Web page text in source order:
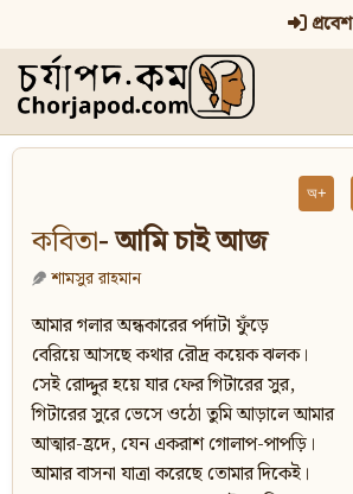
প্রবেশ
অ+
কবিতা- আমি চাই আজ
শামসুর রাহমান
আমার গলার অন্ধকারের পর্দাটা ফুঁড়ে
বেরিয়ে আসছে কথার রৌদ্র কয়েক ঝলক।
সেই রোদ্দুর হয়ে যার ফের গিটারের সুর,
গিটারের সুরে ভেসে ওঠো তুমি আড়ালে আমার
আত্মার-হ্রদে, যেন একরাশ গোলাপ-পাপড়ি।
আমার বাসনা যাত্রা করেছে তোমার দিকেই।